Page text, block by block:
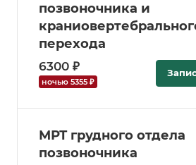
позвоночника и
перехода
6300 ₽
ночью 5355 ₽
МРТ грудного отдела
позвоночника